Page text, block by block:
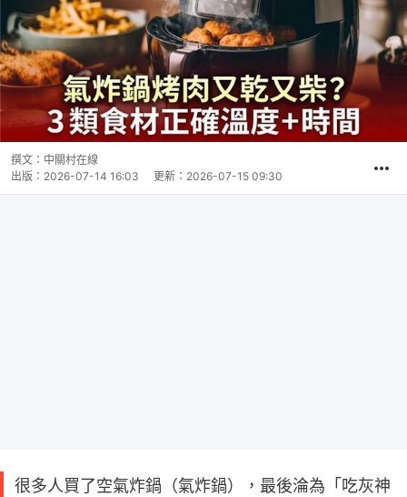
撰文： 中關村在線
出版： 2026-07-14 16:03 更新： 2026-07-15 09:30
很多人買了空氣炸鍋（氣炸鍋），最後淪為「吃灰神